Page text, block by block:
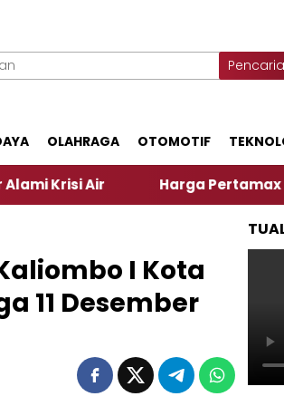
OLAHRAGA OTOMOTIF
Air Harga Pertamax Turun
I Kota
11 Desember